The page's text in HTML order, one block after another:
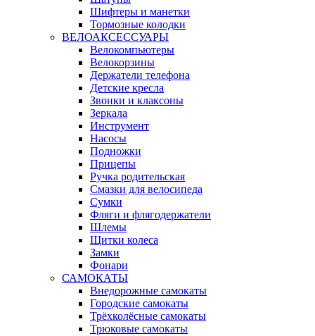
Шифтеры и манетки
Тормозные колодки
ВЕЛОАКСЕССУАРЫ
Велокомпьютеры
Велокорзины
Держатели телефона
Детские кресла
Звонки и клаксоны
Зеркала
Инструмент
Насосы
Подножки
Прицепы
Ручка родительская
Смазки для велосипеда
Сумки
Фляги и флягодержатели
Шлемы
Щитки колеса
Замки
Фонари
САМОКАТЫ
Внедорожные самокаты
Городские самокаты
Трёхколёсные самокаты
Трюковые самокаты